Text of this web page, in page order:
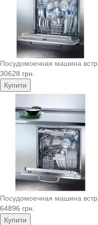
Посудомоечная машина
30628 грн.
Купити
Посудомоечная машина
64896 грн.
Купити